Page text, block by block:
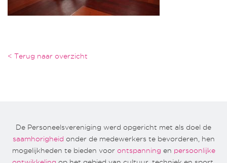
< Terug naar overzicht
De Personeelsvereniging werd opgericht met als doel de
saamhorigheid onder de medewerkers te bevorderen, hen
mogelijkheden te bieden voor ontspanning en persoonlijke